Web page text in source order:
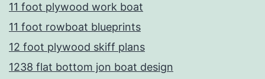
11 foot plywood work boat
11 foot rowboat blueprints
12 foot plywood skiff plans
1238 flat bottom jon boat design